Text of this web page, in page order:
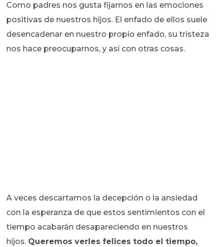
Como padres nos gusta fijarnos en las emociones
positivas de nuestros hijos. El enfado de ellos suele
desencadenar en nuestro propio enfado, su tristeza
nos hace preocuparnos, y así con otras cosas.
A veces descartamos la decepción o la ansiedad
con la esperanza de que estos sentimientos con el
tiempo acabarán desapareciendo en nuestros
hijos. Queremos verles felices todo el tiempo,